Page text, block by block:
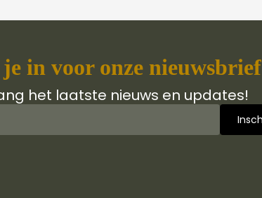
in voor onze nieuwsbrief
het laatste nieuws en updates!